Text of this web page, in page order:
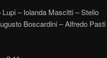
– Iolanda Mascitti – Stelio
Boscardini – Alfredo Pasti